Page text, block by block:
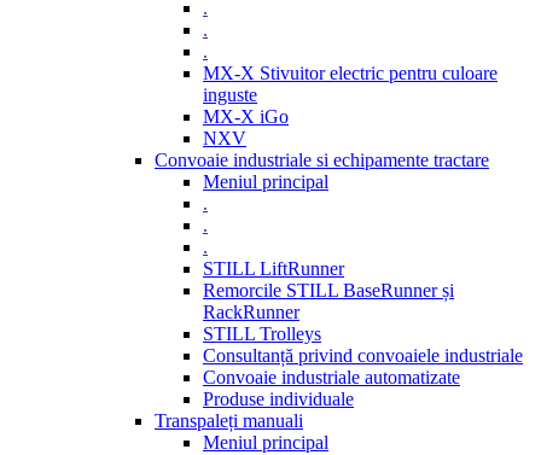
.
.
.
MX-X Stivuitor electric pentru culoare
inguste
MX-X iGo
NXV
Convoaie industriale si echipamente tractare
Meniul principal
.
.
.
STILL LiftRunner
Remorcile STILL BaseRunner și
RackRunner
STILL Trolleys
Consultanță privind convoaiele industriale
Convoaie industriale automatizate
Produse individuale
Transpaleți manuali
Meniul principal